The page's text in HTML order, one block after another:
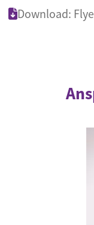
Download: